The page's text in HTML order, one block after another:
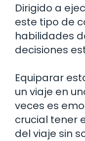
Dirigido a
este tipo de
habilidades
decisiones
Equiparar
un viaje en
veces es
crucial tener
del viaje sin